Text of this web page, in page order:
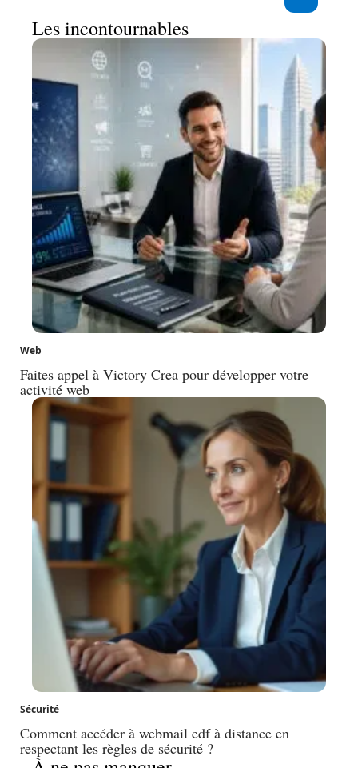
Les incontournables
Web
Faites appel à Victory Crea pour développer votre
activité web
Sécurité
Comment accéder à webmail edf à distance en
respectant les règles de sécurité ?